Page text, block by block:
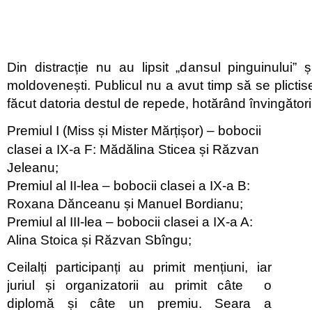
Din distracție nu au lipsit „dansul pinguinului”
moldovenești. Publicul nu a avut timp să se
făcut datoria destul de repede, hotărând
Premiul I (Miss și Mister Mărțișor) – bobocii
clasei a IX-a F: Mădălina Sticea și Răzvan
Jeleanu;
Premiul al II-lea – bobocii clasei a IX-a B:
Roxana Dănceanu și Manuel Bordianu;
Premiul al III-lea – bobocii clasei a IX-a A:
Alina Stoica și Răzvan Sbîngu;
Ceilalți participanți au primit mențiuni, iar
juriul și organizatorii au primit câte o
diplomă și câte un premiu. Seara a